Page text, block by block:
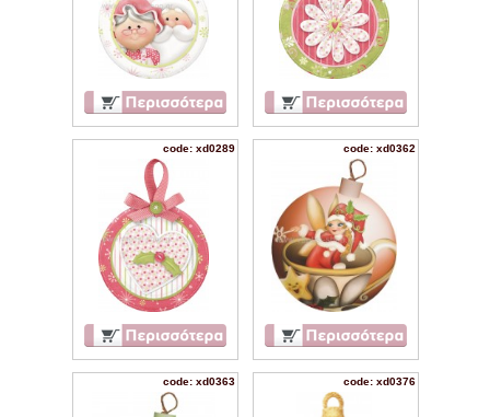
code: xd0289 code: xd0362
code: xd0363 code: xd0376